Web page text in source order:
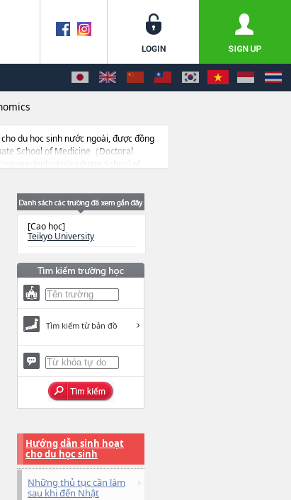
du học sinh nước ngoài, được đồng
School of Medicine（Doctoral
School of
[Cao học]
Teikyo University
Tìm kiếm từ bản đồ
Hướng dẫn sinh hoạt
cho du học sinh
Những thủ tục cần làm
sau khi đến Nhật